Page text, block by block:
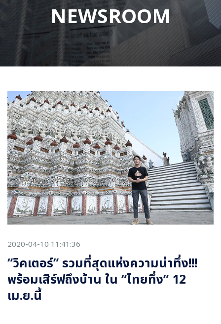
NEWSROOM
2020-04-10 11:41:36
“วิคเตอร์” รวมที่สุดแห่งความน่าทึ่ง!!!
พร้อมเสิร์ฟถึงบ้าน ใน “ไทยทึ่ง” 12
เม.ย.นี้